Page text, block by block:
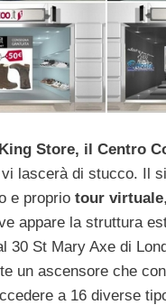
King Store, il Centro
lascerà di stucco. Il
e proprio tour virtuale
appare la struttura
30 St Mary Axe di
un ascensore che
a 16 diverse